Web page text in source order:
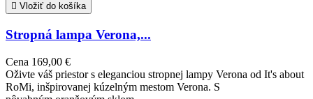
 Vložiť do košíka
Stropná lampa Verona,...
Cena 169,00 €
Oživte váš priestor s eleganciou stropnej lampy Verona od It's about
RoMi, inšpirovanej kúzelným mestom Verona. S